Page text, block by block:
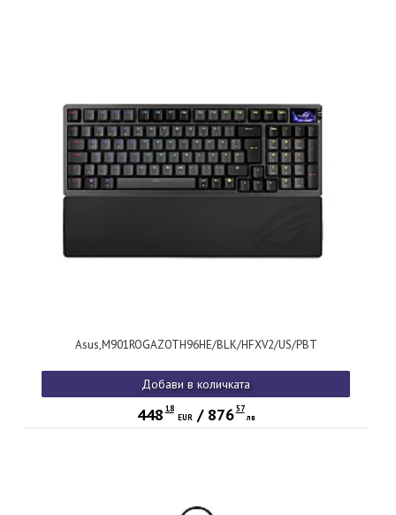
Asus,M901ROGAZOTH96HE/BLK/HFXV2/US/PBT
Добави в количката
448 18
EUR/ 876 57
лв